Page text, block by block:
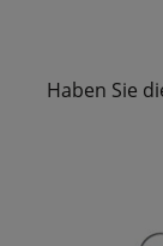
Haben Sie